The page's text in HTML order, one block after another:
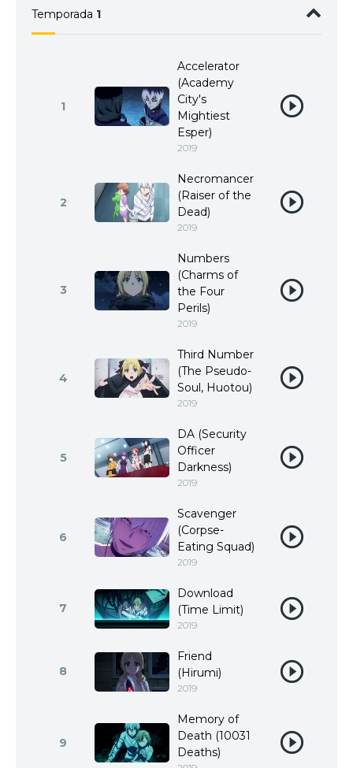
Temporada 1
1
Accelerator
(Academy
City's
Mightiest
Esper)
2019
2
Necromancer
(Raiser of the
Dead)
2019
3
Numbers
(Charms of
the Four
Perils)
2019
4
Third Number
(The Pseudo-
Soul, Huotou)
2019
5
DA (Security
Officer
Darkness)
2019
6
Scavenger
(Corpse-
Eating Squad)
2019
7
Download
(Time Limit)
2019
8
Friend
(Hirumi)
2019
9
Memory of
Death (10031
Deaths)